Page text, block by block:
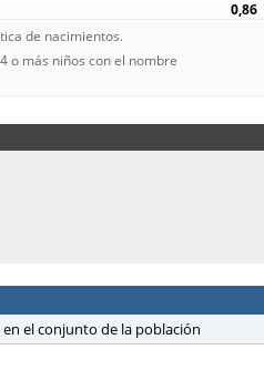
0,86
de nacimientos.
o más niños con el nombre
en el conjunto de la población